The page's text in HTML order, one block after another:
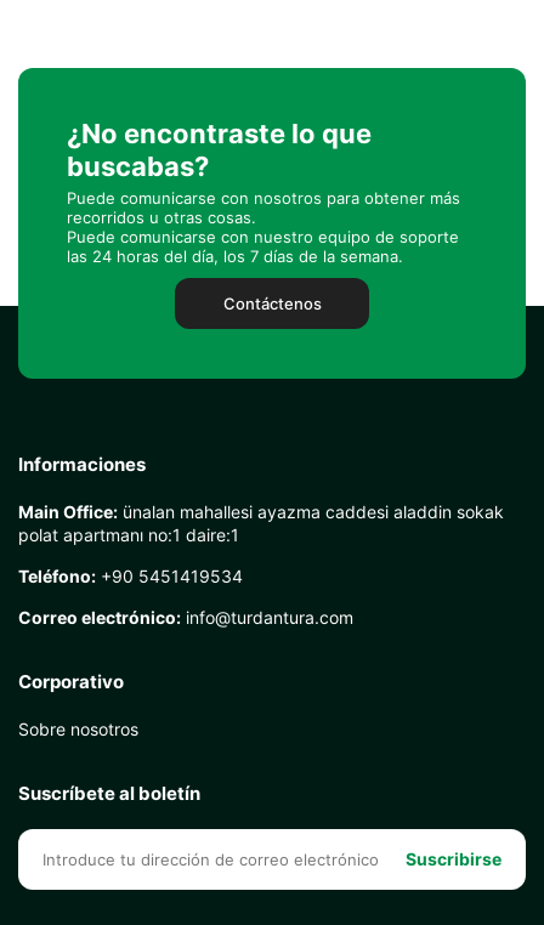
¿No encontraste lo que
buscabas?
Puede comunicarse con nosotros para obtener más
recorridos u otras cosas.
Puede comunicarse con nuestro equipo de soporte
las 24 horas del día, los 7 días de la semana.
Contáctenos
Informaciones
Main Office: ünalan mahallesi ayazma caddesi aladdin sokak
polat apartmanı no:1 daire:1
Teléfono: +90 5451419534
Correo electrónico: info@turdantura.com
Corporativo
Sobre nosotros
Suscríbete al boletín
Suscribirse